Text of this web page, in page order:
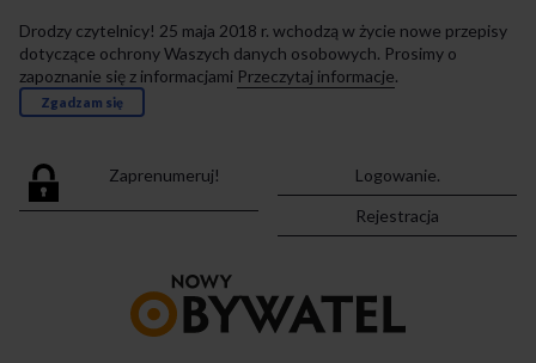
Drodzy czytelnicy! 25 maja 2018 r. wchodzą w życie nowe przepisy
dotyczące ochrony Waszych danych osobowych. Prosimy o
zapoznanie się z informacjami Przeczytaj informacje.
Zgadzam się
Zaprenumeruj!
Logowanie.
Rejestracja
strony